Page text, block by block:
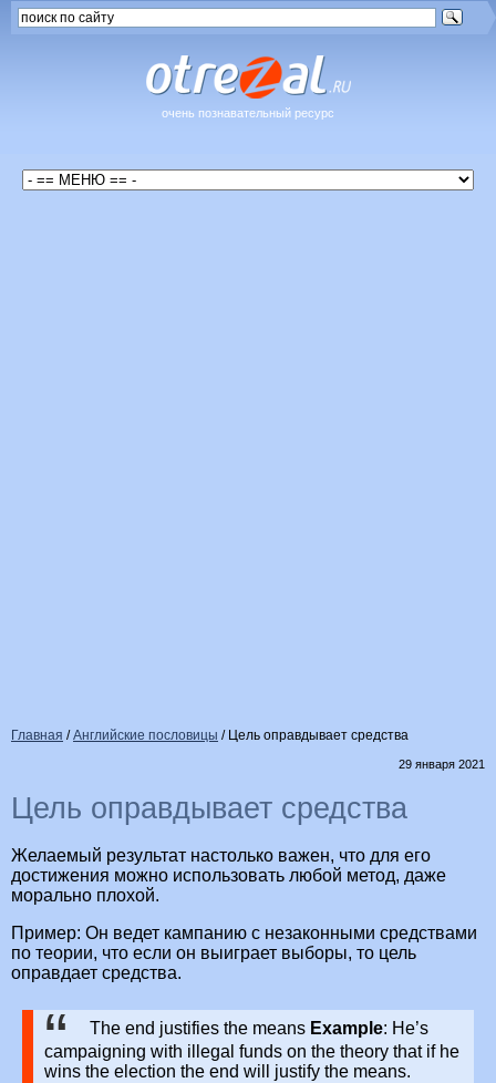
очень познавательный ресурс
Главная /Английские пословицы / Цель оправдывает средства
29 января 2021
Цель оправдывает средства
Желаемый результат настолько важен, что для его
достижения можно использовать любой метод, даже
морально плохой.
Пример: Он ведет кампанию с незаконными средствами
по теории, что если он выиграет выборы, то цель
оправдает средства.
The end justifies the means Example: He’s
campaigning with illegal funds on the theory that if he
wins the election the end will justify the means.